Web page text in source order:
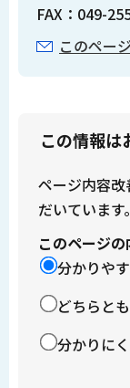
FAX：049-
このペー
この情報は
ページ内容
だいています。
このページ
分かりや
どちらと
分かりに